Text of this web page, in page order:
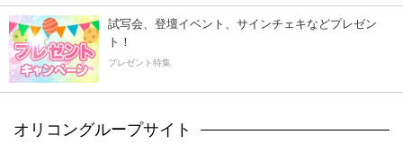
試写会、登壇イベント、サインチェキなどプレゼン
ト！
プレゼント特集
オリコングループサイト